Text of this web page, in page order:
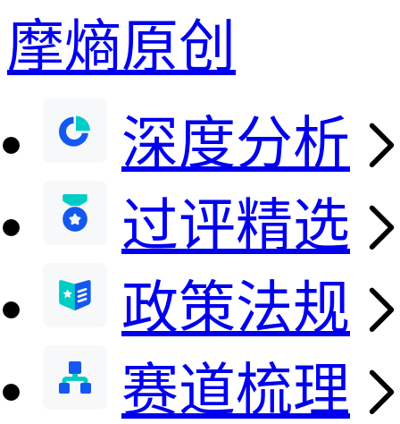
摩熵原创
深度分析
过评精选
政策法规
赛道梳理